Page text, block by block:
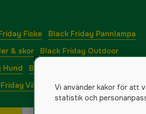
Fiske
Black Friday Pannlampa
& skor
Black Friday Outdoor
Hund
Black Friday Skog
Värmeprodukter Gåva på köpet
Vi använder kakor för att
statistik och